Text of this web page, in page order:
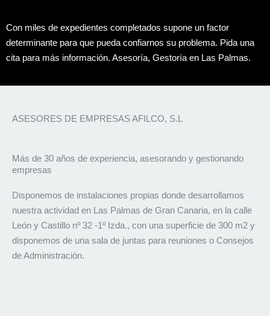
Con miles de expedientes completados supone un factor
determinante para que pueda confiarnos su problema. Pida una
cita para más información. Asesoría, Gestoría en Las Palmas.
ASESORES DE EMPRESAS AFILCO, S.L
Más de 30 años de experiencia, asesorando y gestionando
empresas
Disponemos de instalaciones propias donde desarrollamos
nuestra actividad en Las Palmas de Gran Canaria, en la calle
León y Castillo nº 32 -1º Izda., con una superficie de 300 m2 y
disponemos de una sala de juntas para reuniones o Consejos
de Administración.